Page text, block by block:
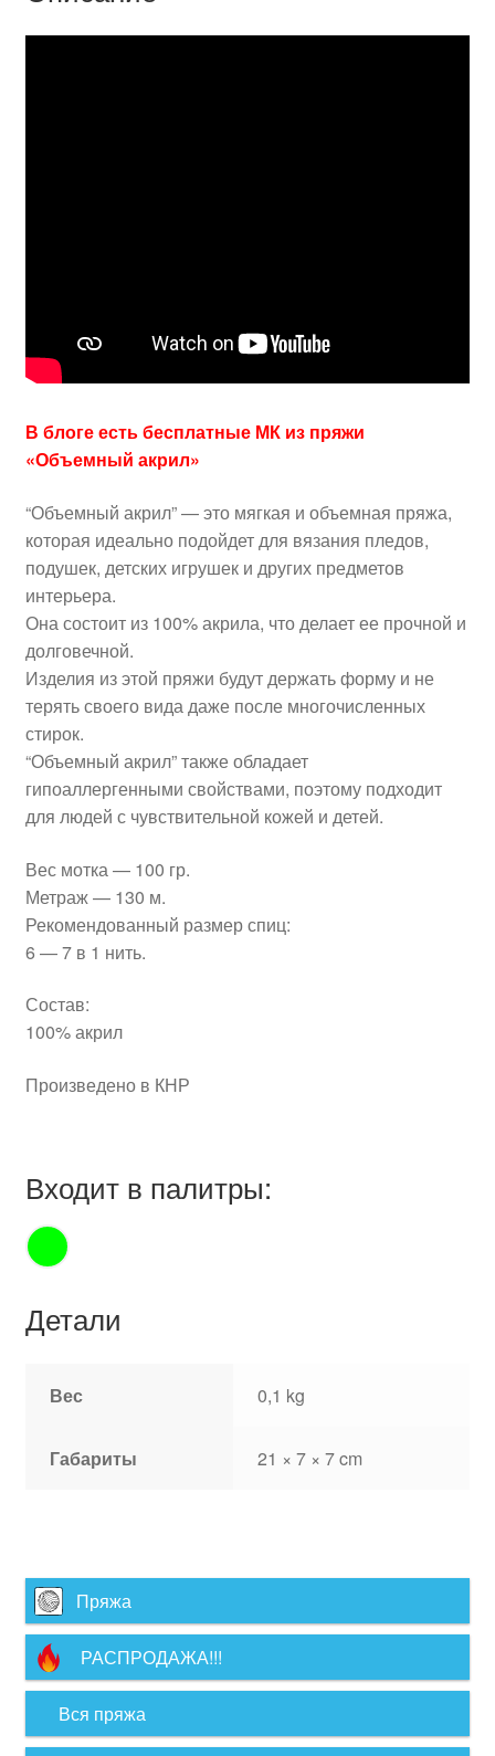
В блоге есть бесплатные МК из пряжи
«Объемный акрил»
“Объемный акрил” — это мягкая и объемная пряжа,
которая идеально подойдет для вязания пледов,
подушек, детских игрушек и других предметов
интерьера.
Она состоит из 100% акрила, что делает ее прочной и
долговечной.
Изделия из этой пряжи будут держать форму и не
терять своего вида даже после многочисленных
стирок.
“Объемный акрил” также обладает
гипоаллергенными свойствами, поэтому подходит
для людей с чувствительной кожей и детей.
Вес мотка — 100 гр.
Метраж — 130 м.
Рекомендованный размер спиц:
6 — 7 в 1 нить.
Состав:
100% акрил
Произведено в КНР
Входит в палитры:
Детали
Вес 0,1 kg
Габариты 21 × 7 × 7 cm
Пряжа
РАСПРОДАЖА!!!
Вся пряжа